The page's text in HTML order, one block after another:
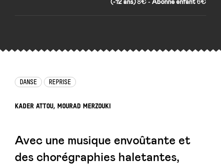
KADER ATTOU, MOURAD MERZOUKI
DANSE REPRISE
Avec une musique envoûtante et
des chorégraphies haletantes,